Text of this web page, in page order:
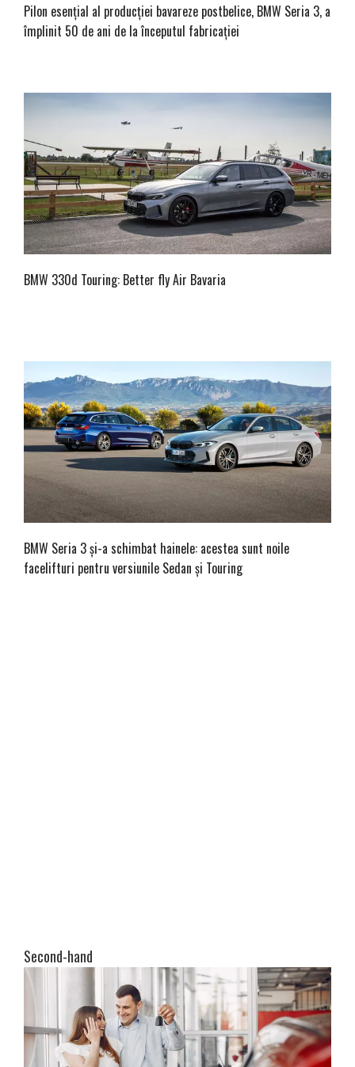
Pilon esențial al producției bavareze postbelice, BMW Seria 3, a
împlinit 50 de ani de la începutul fabricației
BMW 330d Touring: Better fly Air Bavaria
BMW Seria 3 și-a schimbat hainele: acestea sunt noile
facelifturi pentru versiunile Sedan și Touring
Second-hand